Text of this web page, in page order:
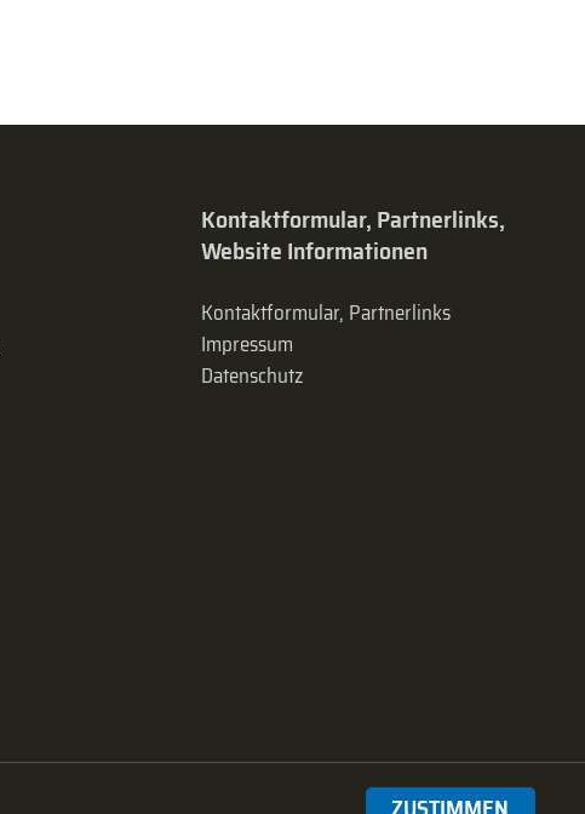
Kontaktformular, Partnerlinks,
Website Informationen
Kontaktformular, Partnerlinks
Impressum
Datenschutz